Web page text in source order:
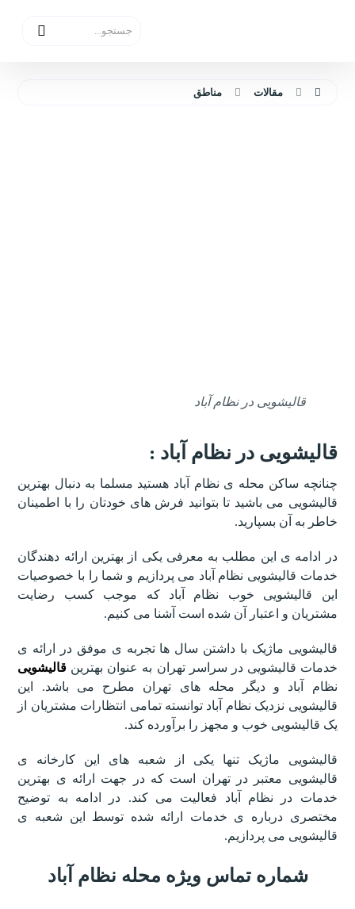
مقالات مناطق
قالیشویی در نظام آباد
قالیشویی در نظام آباد :
چنانچه ساکن محله ی نظام آباد هستید مسلما به دنبال بهترین
قالیشویی می باشید تا بتوانید فرش های خودتان را با اطمینان
خاطر به آن بسپارید.
در ادامه ی این مطلب به معرفی یکی از بهترین ارائه دهندگان
خدمات قالیشویی نظام آباد می پردازیم و شما را با خصوصیات
این قالیشویی خوب نظام آباد که موجب کسب رضایت
مشتریان و اعتبار آن شده است آشنا می کنیم.
قالیشویی ماژیک با داشتن سال ها تجربه ی موفق در ارائه ی
خدمات قالیشویی در سراسر تهران به عنوان بهترین قالیشویی
نظام آباد و دیگر محله های تهران مطرح می باشد. این
قالیشویی نزدیک نظام آباد توانسته تمامی انتظارات مشتریان از
یک قالیشویی خوب و مجهز را برآورده کند.
قالیشویی ماژیک تنها یکی از شعبه های این کارخانه ی
قالیشویی معتبر در تهران است که در جهت ارائه ی بهترین
خدمات در نظام آباد فعالیت می کند. در ادامه به توضیح
مختصری درباره ی خدمات ارائه شده توسط این شعبه ی
قالیشویی می پردازیم.
شماره تماس ویژه محله نظام آباد